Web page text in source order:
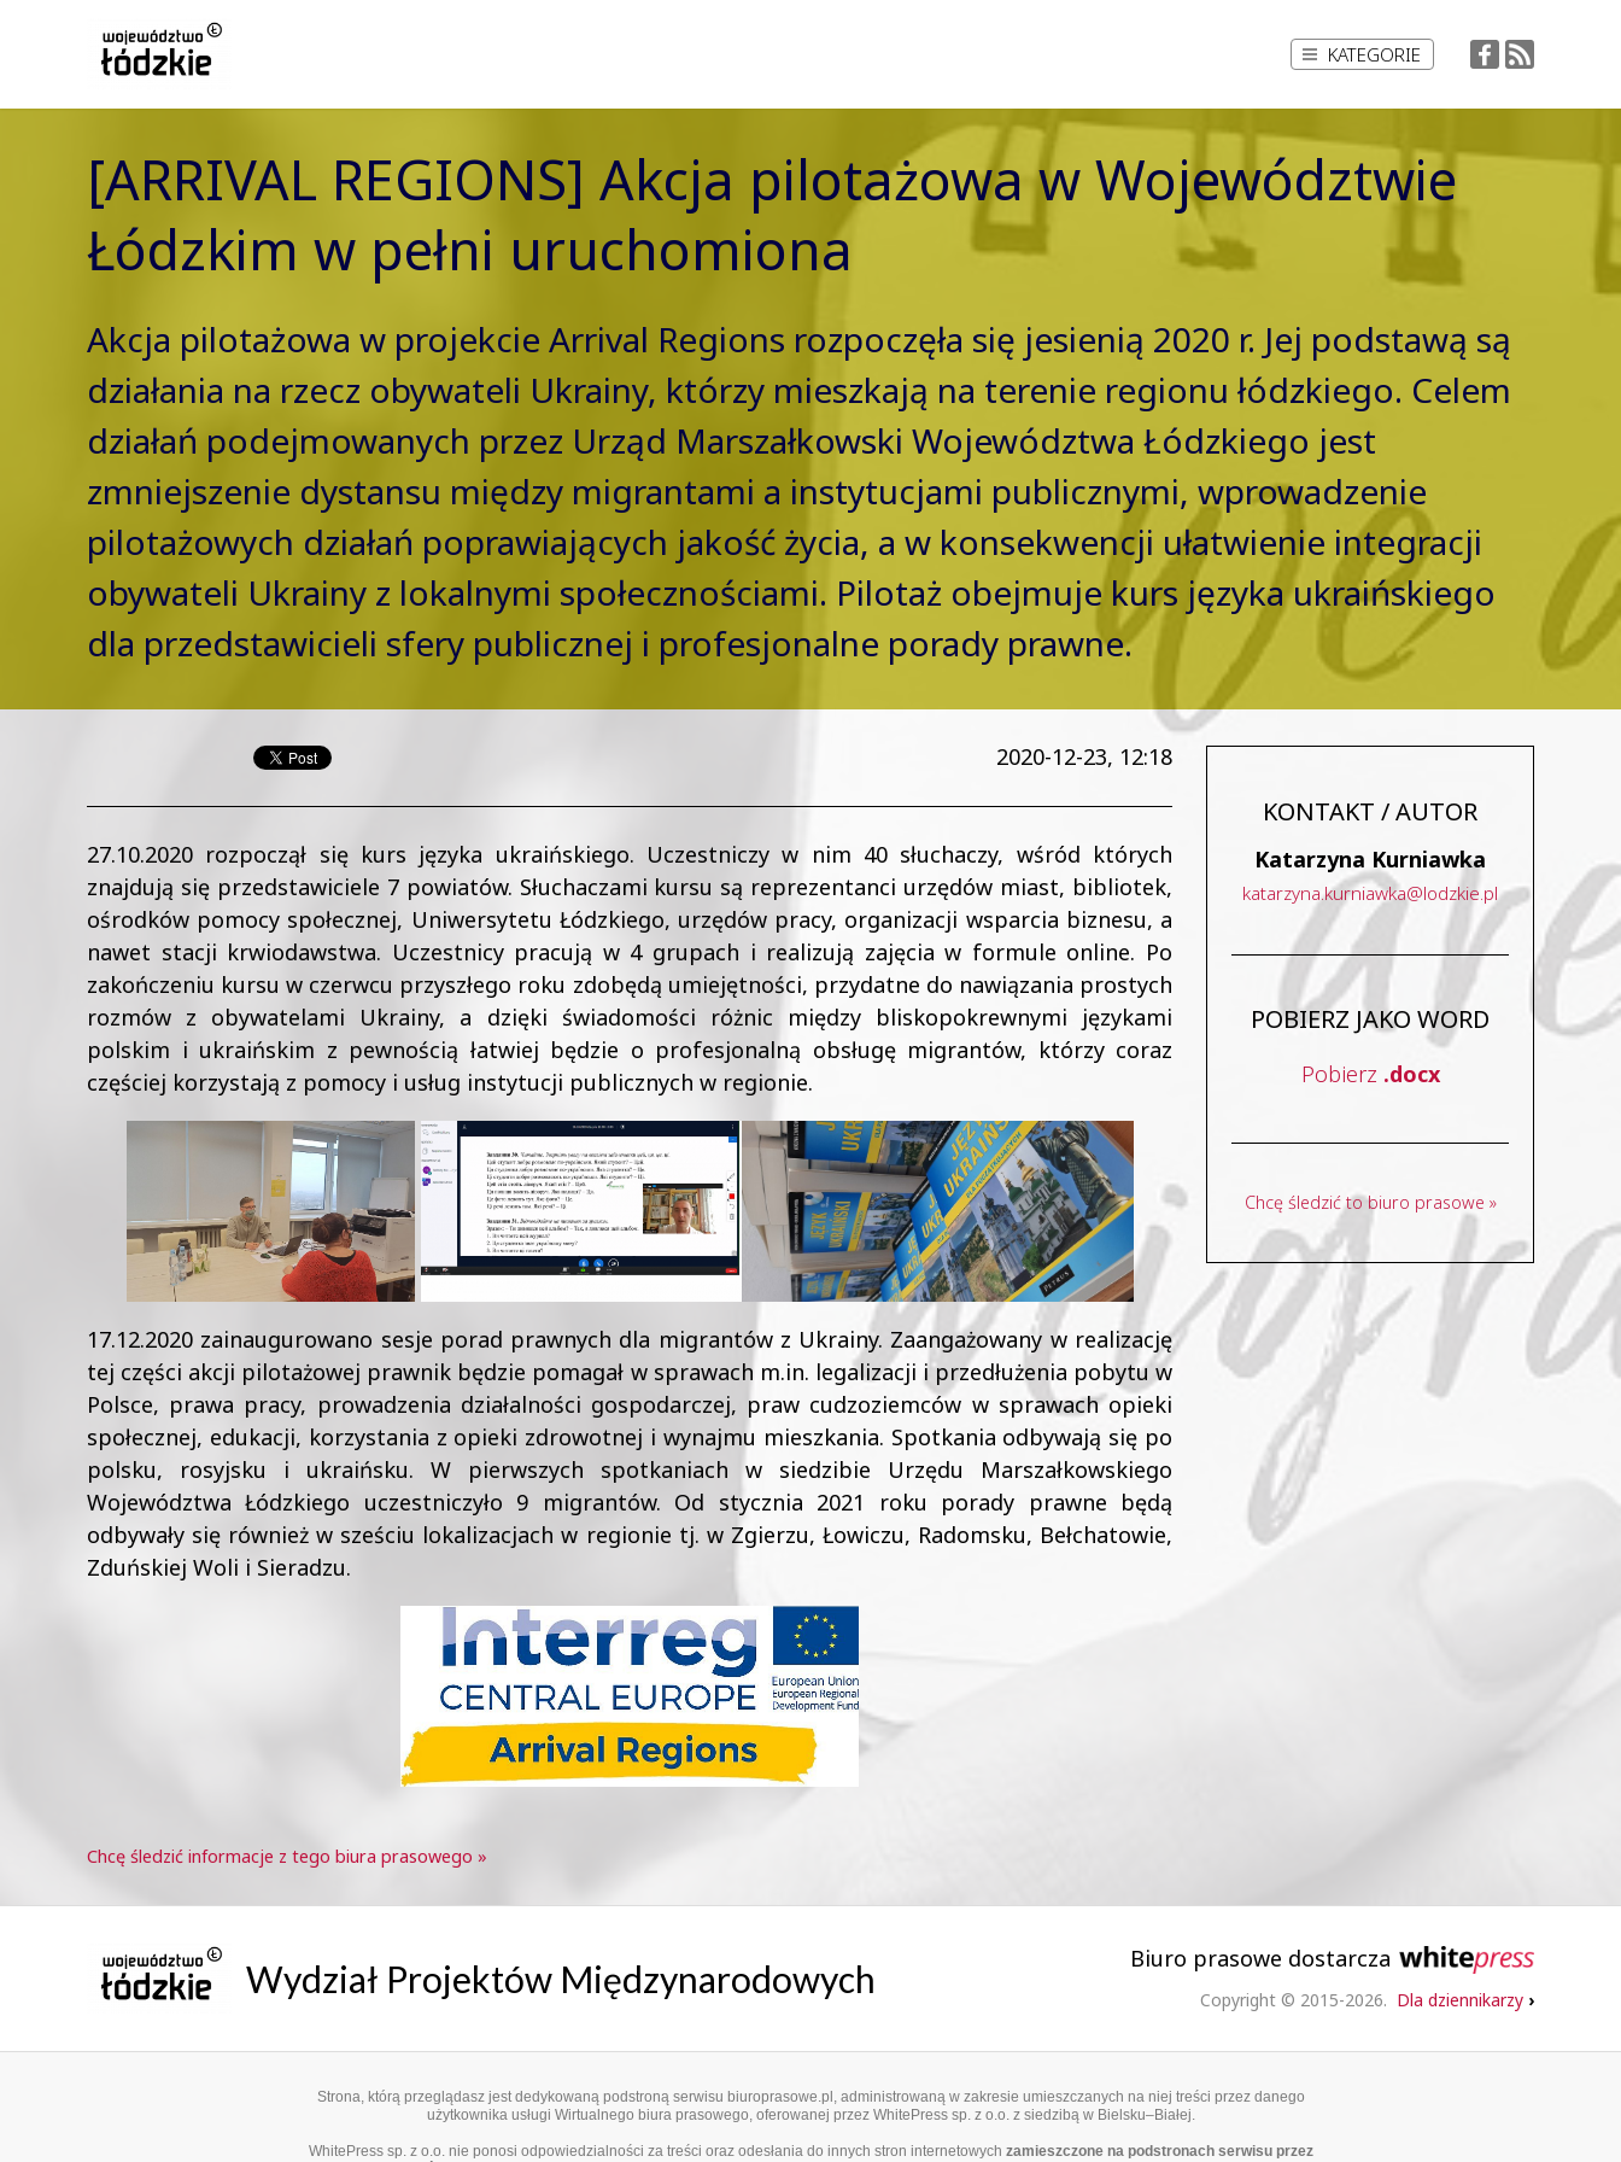
KATEGORIE
[ARRIVAL REGIONS] Akcja pilotażowa w Województwie
Łódzkim w pełni uruchomiona
Akcja pilotażowa w projekcie Arrival Regions rozpoczęła się jesienią 2020 r. Jej podstawą są
działania na rzecz obywateli Ukrainy, którzy mieszkają na terenie regionu łódzkiego. Celem
działań podejmowanych przez Urząd Marszałkowski Województwa Łódzkiego jest
zmniejszenie dystansu między migrantami a instytucjami publicznymi, wprowadzenie
pilotażowych działań poprawiających jakość życia, a w konsekwencji ułatwienie integracji
obywateli Ukrainy z lokalnymi społecznościami. Pilotaż obejmuje kurs języka ukraińskiego
dla przedstawicieli sfery publicznej i profesjonalne porady prawne.
2020-12-23, 12:18
27.10.2020 rozpoczął się kurs języka ukraińskiego. Uczestniczy w nim 40 słuchaczy, wśród których
znajdują się przedstawiciele 7 powiatów. Słuchaczami kursu są reprezentanci urzędów miast, bibliotek,
ośrodków pomocy społecznej, Uniwersytetu Łódzkiego, urzędów pracy, organizacji wsparcia biznesu, a
nawet stacji krwiodawstwa. Uczestnicy pracują w 4 grupach i realizują zajęcia w formule online. Po
zakończeniu kursu w czerwcu przyszłego roku zdobędą umiejętności, przydatne do nawiązania prostych
rozmów z obywatelami Ukrainy, a dzięki świadomości różnic między bliskopokrewnymi językami
polskim i ukraińskim z pewnością łatwiej będzie o profesjonalną obsługę migrantów, którzy coraz
częściej korzystają z pomocy i usług instytucji publicznych w regionie.
17.12.2020 zainaugurowano sesje porad prawnych dla migrantów z Ukrainy. Zaangażowany w realizację
tej części akcji pilotażowej prawnik będzie pomagał w sprawach m.in. legalizacji i przedłużenia pobytu w
Polsce, prawa pracy, prowadzenia działalności gospodarczej, praw cudzoziemców w sprawach opieki
społecznej, edukacji, korzystania z opieki zdrowotnej i wynajmu mieszkania. Spotkania odbywają się po
polsku, rosyjsku i ukraińsku. W pierwszych spotkaniach w siedzibie Urzędu Marszałkowskiego
Województwa Łódzkiego uczestniczyło 9 migrantów. Od stycznia 2021 roku porady prawne będą
odbywały się również w sześciu lokalizacjach w regionie tj. w Zgierzu, Łowiczu, Radomsku, Bełchatowie,
Zduńskiej Woli i Sieradzu.
Chcę śledzić informacje z tego biura prasowego »
KONTAKT / AUTOR
Katarzyna Kurniawka
katarzyna.kurniawka@lodzkie.pl
POBIERZ JAKO WORD
Pobierz .docx
Chcę śledzić to biuro prasowe »
Wydział Projektów Międzynarodowych Biuro prasowe dostarcza
Copyright © 2015-2026. Dla dziennikarzy ›
Strona, którą przeglądasz jest dedykowaną podstroną serwisu biuroprasowe.pl, administrowaną w zakresie umieszczanych na niej treści przez danego
użytkownika usługi Wirtualnego biura prasowego, oferowanej przez WhitePress sp. z o.o. z siedzibą w Bielsku–Białej.
WhitePress sp. z o.o. nie ponosi odpowiedzialności za treści oraz odesłania do innych stron internetowych zamieszczone na podstronach serwisu przez